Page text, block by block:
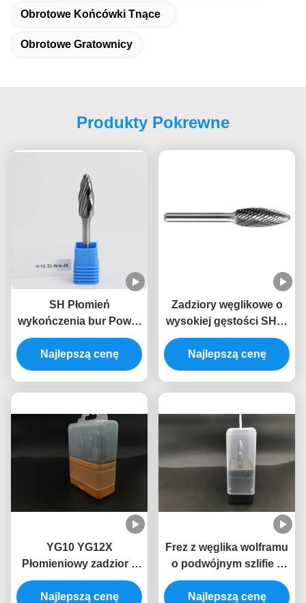
Obrotowe Końcówki Tnące
Obrotowe Gratownicy
Produkty Pokrewne
SH Płomień
wykończenia bur Power
rzeźbiarskie bity dla
drzewa węglowodorów
obrotowych burrs
Najlepszą cenę
Zadziory węglikowe o
wysokiej gęstości SH w
kształcie płomienia 500
szt. Dostosowane
Najlepszą cenę
YG10 YG12X
Płomieniowy zadzior z
węglika spiekanego do
obróbki metalu
Najlepszą cenę
Frez z węglika wolframu
o podwójnym szlifie 3
mm
Najlepszą cenę